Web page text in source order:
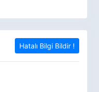
Hatalı Bilgi Bildir !